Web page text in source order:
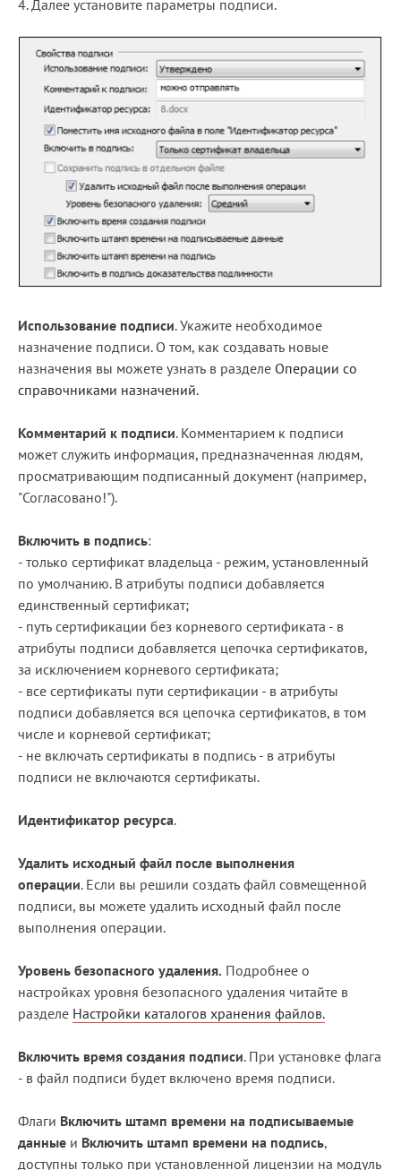
4. Далее установите параметры подписи.
Использование подписи. Укажите необходимое
назначение подписи. О том, как создавать новые
назначения вы можете узнать в разделе Операции со
справочниками назначений.
Комментарий к подписи. Комментарием к подписи
может служить информация, предназначенная людям,
просматривающим подписанный документ (например,
"Согласовано!").
Включить в подпись:
- только сертификат владельца - режим, установленный
по умолчанию. В атрибуты подписи добавляется
единственный сертификат;
- путь сертификации без корневого сертификата - в
атрибуты подписи добавляется цепочка сертификатов,
за исключением корневого сертификата;
- все сертификаты пути сертификации - в атрибуты
подписи добавляется вся цепочка сертификатов, в том
числе и корневой сертификат;
- не включать сертификаты в подпись - в атрибуты
подписи не включаются сертификаты.
Идентификатор ресурса.
Удалить исходный файл после выполнения
операции. Если вы решили создать файл совмещенной
подписи, вы можете удалить исходный файл после
выполнения операции.
Уровень безопасного удаления. Подробнее о
настройках уровня безопасного удаления читайте в
разделе Настройки каталогов хранения файлов.
Включить время создания подписи. При установке флага
- в файл подписи будет включено время подписи.
Флаги Включить штамп времени на подписываемые
данные и Включить штамп времени на подпись,
доступны только при установленной лицензии на модуль